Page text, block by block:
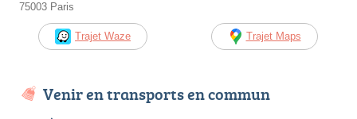
75003 Paris
Trajet Waze Trajet Maps
Venir en transports en commun